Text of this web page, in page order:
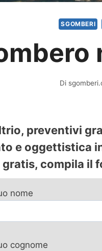
SGOMBERI
Di
preventivi
e oggettistica
compila il
nome
cognome